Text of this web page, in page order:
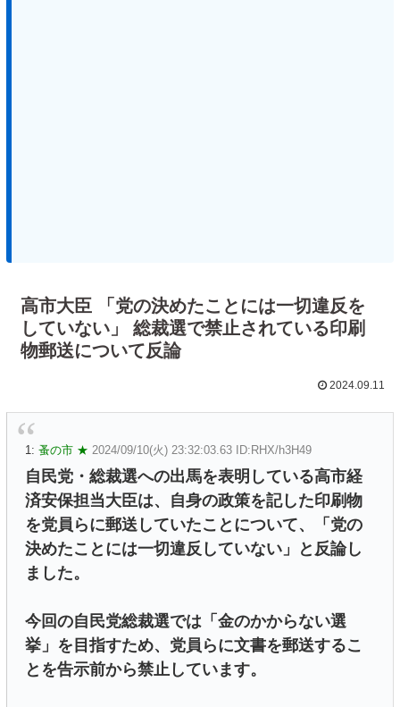
高市大臣 「党の決めたことには一切違反を
していない」 総裁選で禁止されている印刷
物郵送について反論
2024.09.11
1: 蚤の市 ★ 2024/09/10(火) 23:32:03.63 ID:RHX/h3H49
自民党・総裁選への出馬を表明している高市経
済安保担当大臣は、自身の政策を記した印刷物
を党員らに郵送していたことについて、「党の
決めたことには一切違反していない」と反論し
ました。
今回の自民党総裁選では「金のかからない選
挙」を目指すため、党員らに文書を郵送するこ
とを告示前から禁止しています。